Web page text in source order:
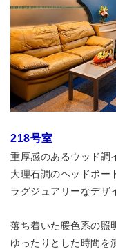
218号室
重厚感のあるウッド調
大理石調のヘッドボー
ラグジュアリーなデザ
落ち着いた暖色系の照
ゆったりとした時間を